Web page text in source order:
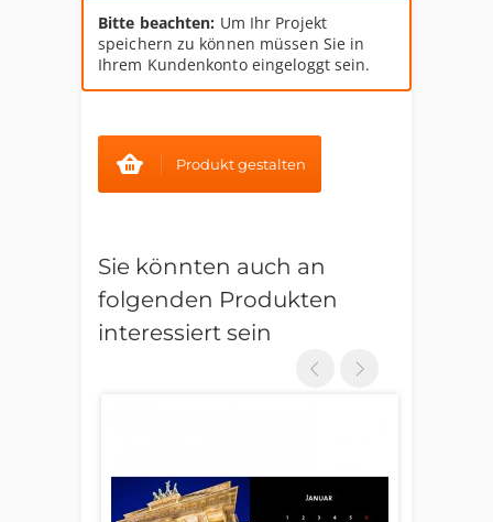
Bitte beachten: Um Ihr Projekt
speichern zu können müssen Sie in
Ihrem Kundenkonto eingeloggt sein.
Produkt gestalten
Sie könnten auch an
folgenden Produkten
interessiert sein